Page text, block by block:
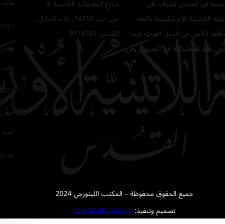
في القدس يُشرف على
اللاتينيّة الأورشليمية باللغة
اللاتين في الدول العربيّة فيما
مقرّ البطريركيّة في القدس، وفي
شارع البطريركية اللاتينية 8
ص. ب. 14152، باب الخليل،
القدس 9114101
فرعي: 464
هاتف
فرعي: 216
جميع الحقوق محفوظة – المكتب الليتورجي 2024
تصميم وتنفيذ:ChurchGoDigital.org